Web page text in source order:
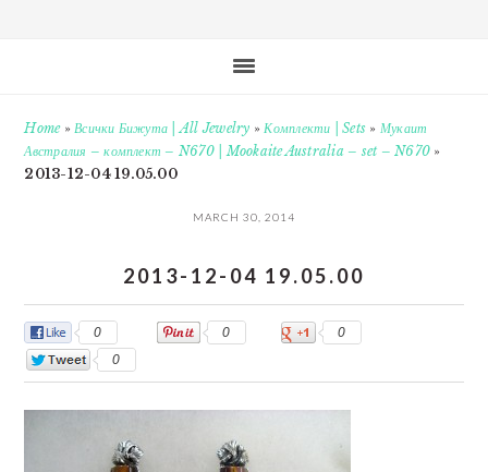
Home»Всички Бижута | All Jewelry »Комплекти | Sets » Мукаит
Австралия – комплект – N670 | Mookaite Australia – set – N670 »
2013-12-04 19.05.00
MARCH 30, 2014
2013-12-04 19.05.00
0 0
0
0